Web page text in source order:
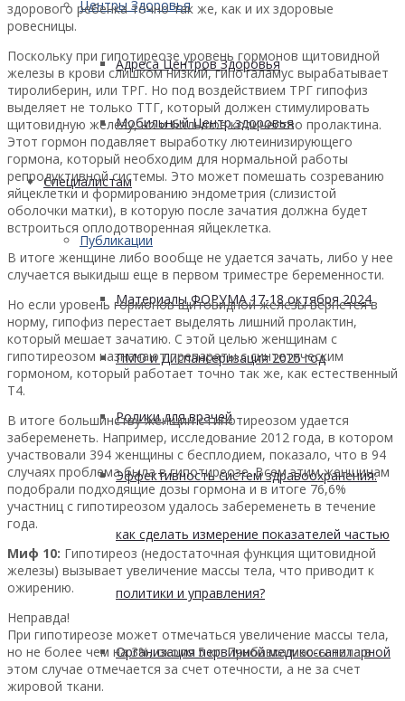
Центры Здоровья
Адреса Центров Здоровья
Мобильный Центр здоровья
Cпециалистам
Публикации
Материалы ФОРУМА 17-18 октября 2024
ПМО и Диспансеризация 2025 год
Ролики для врачей
Эффективность систем здравоохранения:
как сделать измерение показателей частью
политики и управления?
Организация первичной медико-санитарной
здорового ребенка точно так же, как и их здоровые
ровесницы.
Поскольку при гипотиреозе уровень гормонов щитовидной
железы в крови слишком низкий, гипоталамус вырабатывает
тиролиберин, или ТРГ. Но под воздействием ТРГ гипофиз
выделяет не только ТТГ, который должен стимулировать
щитовидную железу, но и большое количество пролактина.
Этот гормон подавляет выработку лютеинизирующего
гормона, который необходим для нормальной работы
репродуктивной системы. Это может помешать созреванию
яйцеклетки и формированию эндометрия (слизистой
оболочки матки), в которую после зачатия должна будет
встроиться оплодотворенная яйцеклетка.
В итоге женщине либо вообще не удается зачать, либо у нее
случается выкидыш еще в первом триместре беременности.
Но если уровень гормонов щитовидной железы вернется в
норму, гипофиз перестает выделять лишний пролактин,
который мешает зачатию. С этой целью женщинам с
гипотиреозом назначают препараты с синтетическим
гормоном, который работает точно так же, как естественный
Т4.
В итоге большинству женщин с гипотиреозом удается
забеременеть. Например, исследование 2012 года, в котором
участвовали 394 женщины с бесплодием, показало, что в 94
случаях проблема была в гипотиреозе. Всем этим женщинам
подобрали подходящие дозы гормона и в итоге 76,6%
участниц с гипотиреозом удалось забеременеть в течение
года.
Миф 10: Гипотиреоз (недостаточная функция щитовидной
железы) вызывает увеличение массы тела, что приводит к
ожирению.
Неправда!
При гипотиреозе может отмечаться увеличение массы тела,
но не более чем на 3%, около 5 кг. Прибавка массы тела в
этом случае отмечается за счет отечности, а не за счет
жировой ткани.